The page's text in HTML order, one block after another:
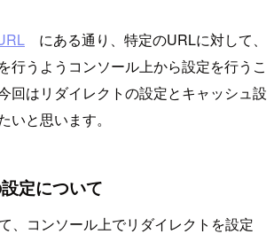
にある通り、特定のURLに対して、
行うようコンソール上から設定を行うこ
回はリダイレクトの設定とキャッシュ設
いと思います。
定について
、コンソール上でリダイレクトを設定